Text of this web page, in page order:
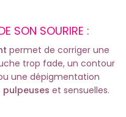
SON SOURIRE :
permet de corriger une
trop fade, un contour
une dépigmentation
pulpeuses et sensuelles.